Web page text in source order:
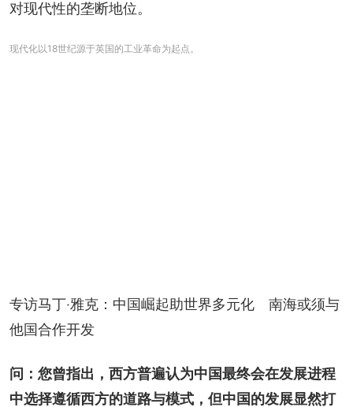
对现代性的垄断地位。
现代化以18世纪源于英国的工业革命为起点。
专访马丁‧雅克：中国崛起助世界多元化　南海或须与
他国合作开发
问：您曾指出，西方普遍认为中国最终会在发展进程
中选择遵循西方的道路与模式，但中国的发展显然打